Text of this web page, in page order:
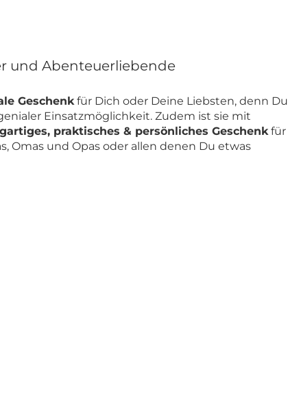
und Abenteuerliebende
Geschenkfür Dich oder Deine Liebsten, denn Du
Einsatzmöglichkeit. Zudem ist sie mit
praktisches & persönliches Geschenkfür
Omas und Opas oder allen denen Du etwas